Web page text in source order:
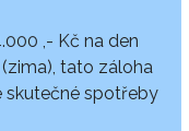
,- Kč na den
tato záloha
skutečné spotřeby